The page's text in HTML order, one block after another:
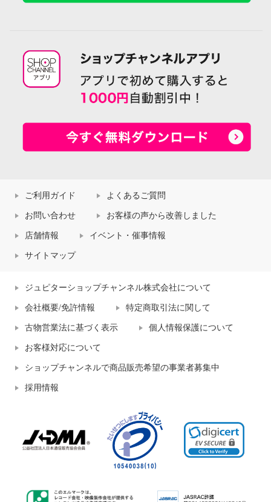
ご利用ガイド よくあるご質問
お問い合わせ お客様の声から改善しました
店舗情報 イベント・催事情報
サイトマップ
ジュピターショップチャンネル株式会社について
会社概要/免許情報 特定商取引法に関して
古物営業法に基づく表示 個人情報保護について
お客様対応について
ショップチャンネルで商品販売希望の事業者募集中
採用情報